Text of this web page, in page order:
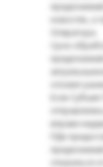
новостях,
Оператора.
Срок
отзовет
Если
вправе
ПДн